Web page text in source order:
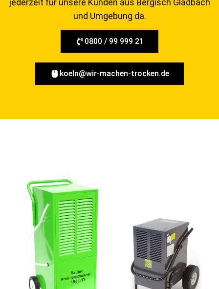
und Umgebung da.
0800 / 99 999 21
koeln@wir-machen-trocken.de